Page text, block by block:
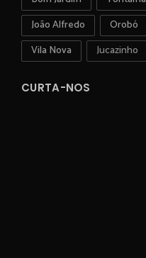
João Alfredo
Orobó
Vila Nova
Jucazinho
CURTA-NOS